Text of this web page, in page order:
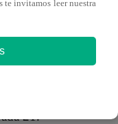
21.
te invitamos leer nuestra